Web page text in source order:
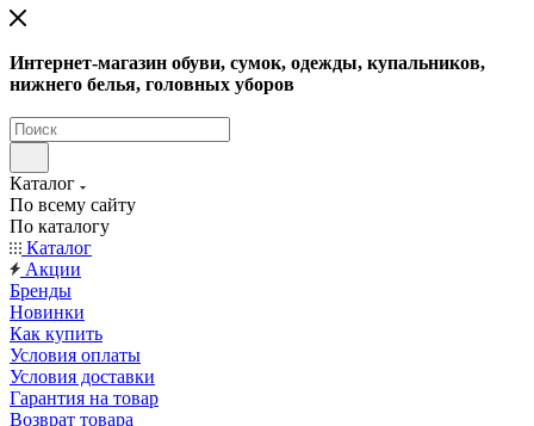
Интернет-магазин обуви, сумок, одежды, купальников,
нижнего белья, головных уборов
Каталог
По всему сайту
По каталогу
Каталог
Акции
Бренды
Новинки
Как купить
Условия оплаты
Условия доставки
Гарантия на товар
Возврат товара